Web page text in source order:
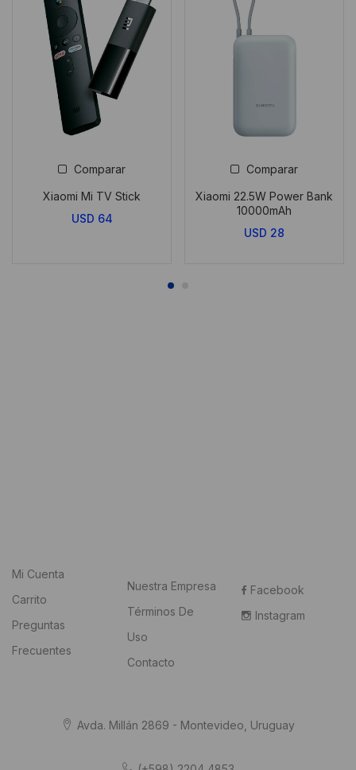
Comparar
Xiaomi Mi TV Stick
USD 64
Comparar
Xiaomi 22.5W Power Bank
10000mAh
USD 28
Mi Cuenta
Carrito
Preguntas
Frecuentes
Nuestra Empresa
Términos De
Uso
Contacto
Facebook
Instagram
Avda. Millán 2869 - Montevideo, Uruguay